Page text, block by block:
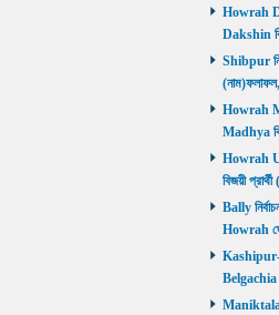
Howrah
Dakshin
Shibpur
Howrah
Madhya
Howrah
বিজয়ী
Bally
Howrah
Kashipur-
Belgachia
Maniktala